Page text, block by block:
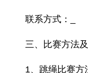
联系方式：_
三、比赛方法
1、跳绳比赛方